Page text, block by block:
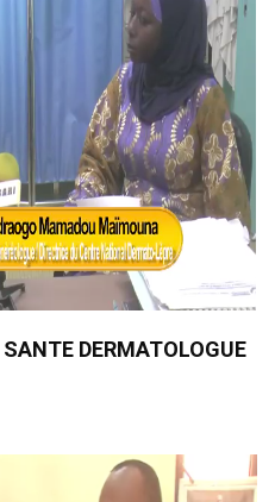
DERMATOLOGUE